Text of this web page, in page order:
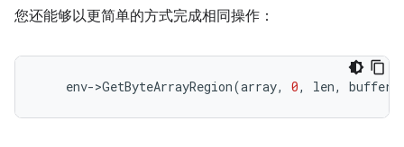
您还能够以更简单的方式完成相同操作：
env->GetByteArrayRegion(array, 0, len, buffer